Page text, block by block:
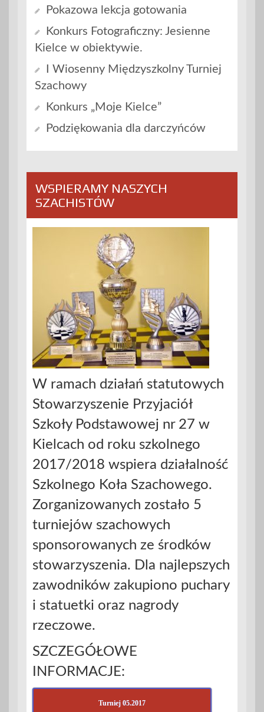
Pokazowa lekcja gotowania
Konkurs Fotograficzny: Jesienne
Kielce w obiektywie.
I Wiosenny Międzyszkolny Turniej
Szachowy
Konkurs „Moje Kielce”
Podziękowania dla darczyńców
WSPIERAMY NASZYCH
SZACHISTÓW
W ramach działań statutowych
Stowarzyszenie Przyjaciół
Szkoły Podstawowej nr 27 w
Kielcach od roku szkolnego
2017/2018 wspiera działalność
Szkolnego Koła Szachowego.
Zorganizowanych zostało 5
turniejów szachowych
sponsorowanych ze środków
stowarzyszenia. Dla najlepszych
zawodników zakupiono puchary
i statuetki oraz nagrody
rzeczowe.
SZCZEGÓŁOWE
INFORMACJE:
Turniej 05.2017